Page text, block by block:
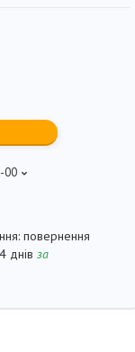
00
повернення
днів за